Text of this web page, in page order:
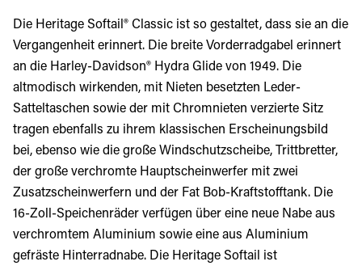
Die Heritage Softail® Classic ist so gestaltet, dass sie an die
Vergangenheit erinnert. Die breite Vorderradgabel erinnert
an die Harley-Davidson® Hydra Glide von 1949. Die
altmodisch wirkenden, mit Nieten besetzten Leder-
Satteltaschen sowie der mit Chromnieten verzierte Sitz
tragen ebenfalls zu ihrem klassischen Erscheinungsbild
bei, ebenso wie die große Windschutzscheibe, Trittbretter,
der große verchromte Hauptscheinwerfer mit zwei
Zusatzscheinwerfern und der Fat Bob-Kraftstofftank. Die
16-Zoll-Speichenräder verfügen über eine neue Nabe aus
verchromtem Aluminium sowie eine aus Aluminium
gefräste Hinterradnabe. Die Heritage Softail ist